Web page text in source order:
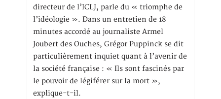
directeur de l’ICLJ, parle du « triomphe de
l’idéologie ». Dans un entretien de 18
minutes accordé au journaliste Armel
Joubert des Ouches, Grégor Puppinck se dit
particulièrement inquiet quant à l’avenir de
la société française : « Ils sont fascinés par
le pouvoir de légiférer sur la mort »,
explique-t-il.